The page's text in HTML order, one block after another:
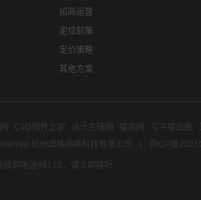
招商运营
定位前策
定价策略
其他方案
C4D插件之家 设计先锋网 猫啃网 写字楼出租
杭州烽格网络科技有限公司
浙ICP备
到电话96110，请立即接听